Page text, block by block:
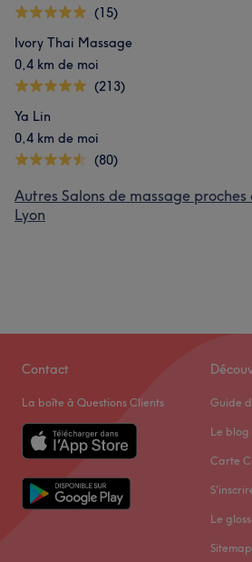
(15)
Ivory Thai Massage
0,4 km de moi
(213)
Ya Lin
0,4 km de moi
(80)
Autres Salons de massage
Lyon
Contact
La boîte à Questions Clients Guide
Le blog
Carte
Le
Sitemap